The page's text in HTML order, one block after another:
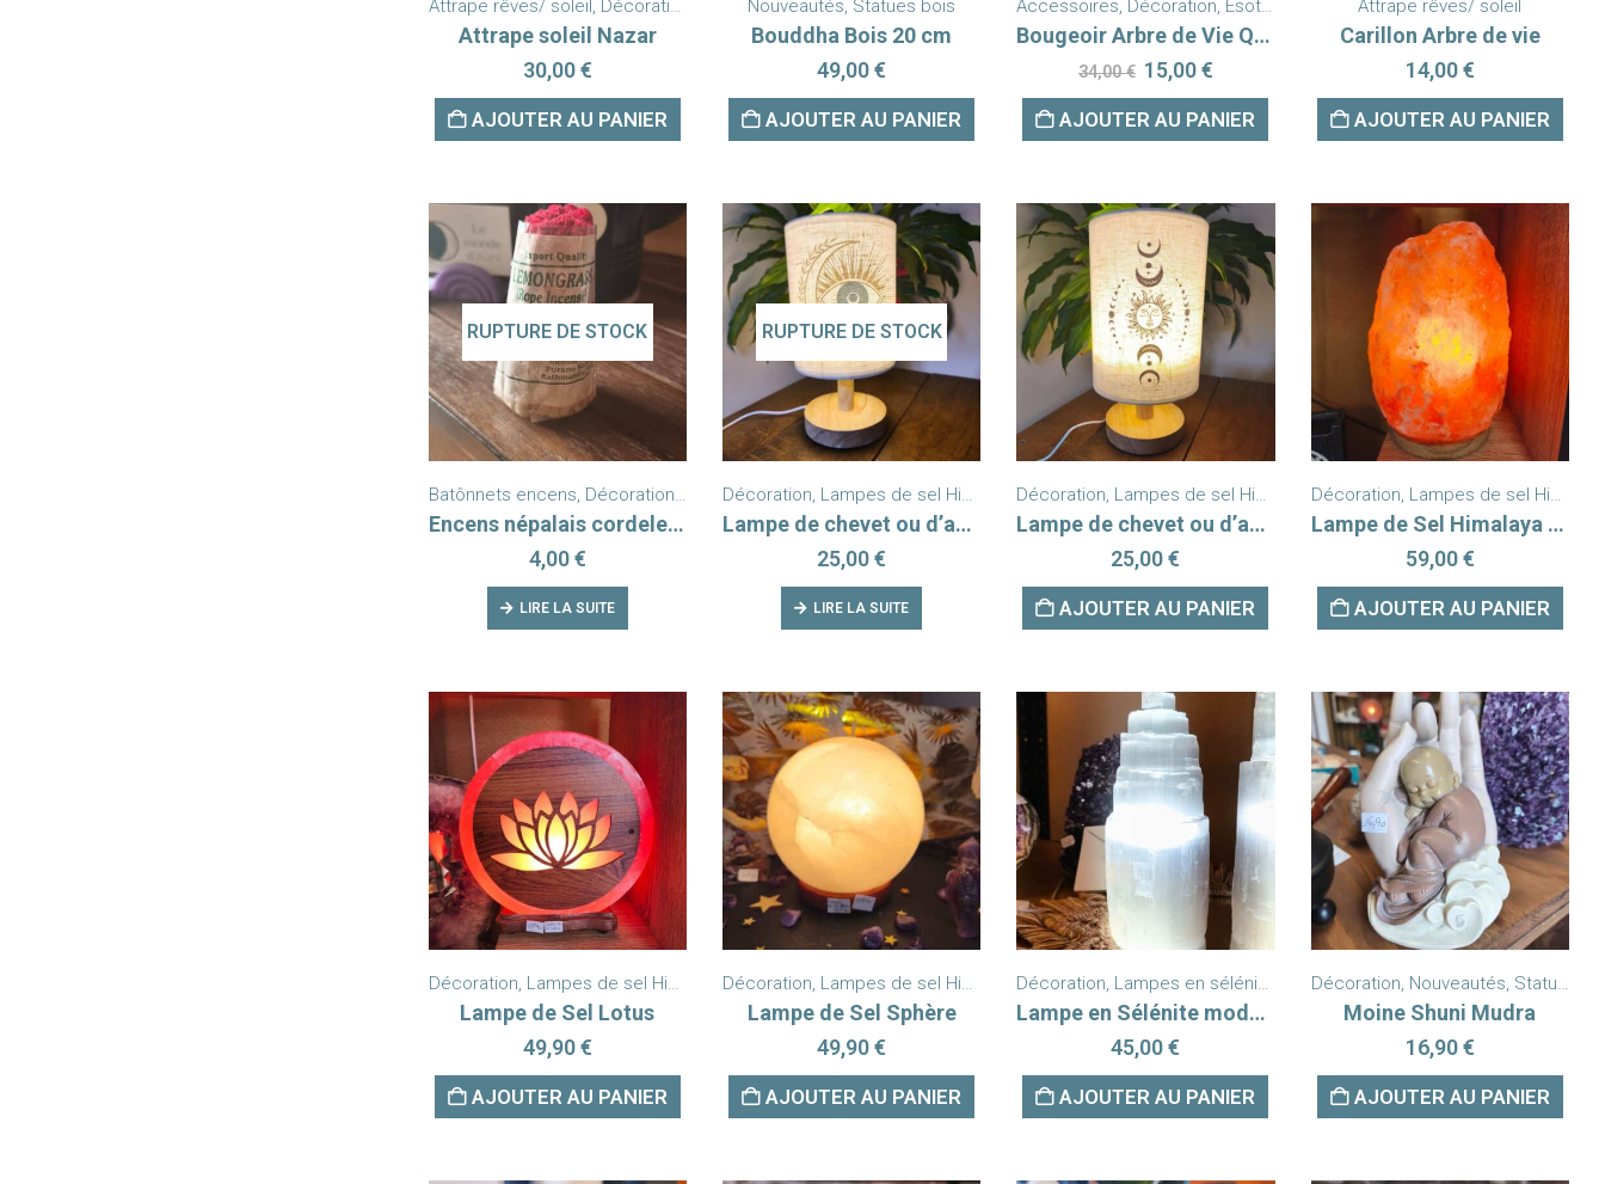
Attrape rêves/ soleil , Décoration Nouveautés
Attrape soleil Nazar
30,00€
AJOUTER AU PANIER
Nouveautés, Statues bois
Bouddha Bois 20 cm
49,00€
AJOUTER AU PANIER
Accessoires, Décoration, Esotérisme Nouveautés ,Pierres et minéraux
Bougeoir Arbre de Vie Quartz Rose Made in Ariège
34,00€ Le
prix
initial
était :
15,00€Le
actuel
est :
AJOUTER AU PANIER
Attrape rêves/ soleil
Carillon Arbre de vie
14,00€
AJOUTER AU PANIER
RUPTURE DE STOCK
Batônnets encens, Décoration,Encens / Parfums,Fumigation,Nouveautés,Porte encens Backflow
Encens népalais cordelette LemonGrass
4,00€
LIRE LA SUITE
RUPTURE DE STOCK
Décoration, Lampes de sel Himalaya ,Nouveautés
Lampe de chevet ou d’ambiance Lune Œil Protecteur
25,00€
LIRE LA SUITE
Décoration, Lampes de sel Himalaya ,Nouveautés
Lampe de chevet ou d’ambiance Soleil Lune
25,00€
AJOUTER AU PANIER
Décoration, Lampes de sel Himalaya
Lampe de Sel Himalaya Brute 7 à 10 kg
59,00€
AJOUTER AU PANIER
Décoration, Lampes de sel Himalaya ,Nouveautés
Lampe de Sel Lotus
49,90€
AJOUTER AU PANIER
Décoration, Lampes de sel Himalaya ,Nouveautés
Lampe de Sel Sphère
49,90€
AJOUTER AU PANIER
Décoration, Lampes en sélénite Pierres Formes Libres
Lampe en Sélénite modèle moyen
45,00€
AJOUTER AU PANIER
Décoration, Nouveautés, Statues bois
Moine Shuni Mudra
16,90€
AJOUTER AU PANIER